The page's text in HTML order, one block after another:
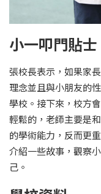
小一叩門貼士
張校長表示，如果家
理念並且與小朋友的
學校。接下來，校方
輕鬆的，老師主要是
的學術能力，反而更
介紹一些故事，觀察
己。